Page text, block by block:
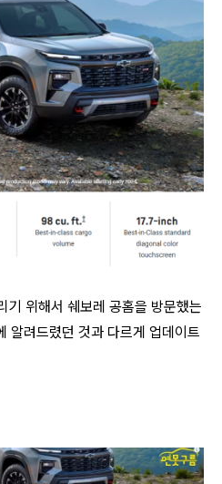
기 위해서 쉐보레 공홈을 방문했는
알려드렸던 것과 다르게 업데이트